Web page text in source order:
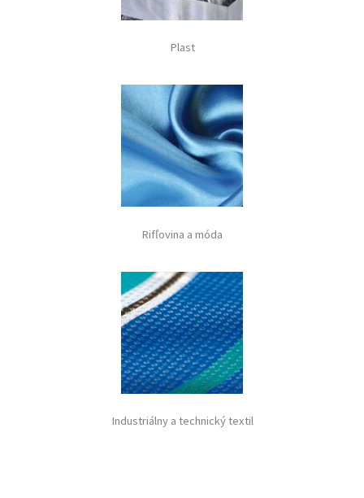
Plast
Rifľovina a móda
Industriálny a technický textil